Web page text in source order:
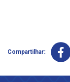
Compartilhar: